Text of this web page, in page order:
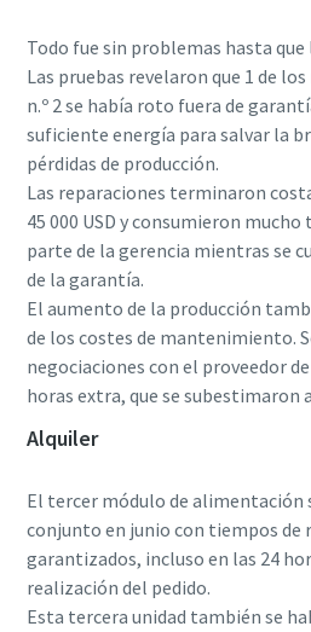
Todo fue sin problemas hasta
Las pruebas revelaron que 1 de
n.º 2 se había roto fuera de
suficiente energía para salvar la
pérdidas de producción.
Las reparaciones terminaron
45 000 USD y consumieron
parte de la gerencia mientras se
de la garantía.
El aumento de la producción
de los costes de mantenimiento.
negociaciones con el proveedor
horas extra, que se
Alquiler
El tercer módulo de alimentación
conjunto en junio con tiempos de
garantizados, incluso en las 24
realización del pedido.
Esta tercera unidad también se